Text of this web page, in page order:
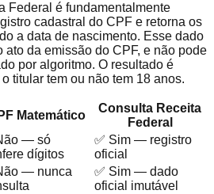
Federal é fundamentalmente
cadastral do CPF e retorna os
a data de nascimento. Esse dado
ato da emissão do CPF, e não pode
por algoritmo. O resultado é
titular tem ou não tem 18 anos.
Matemático
Consulta Receita
Federal
— só
dígitos
✅ Sim — registro
oficial
— nunca
✅ Sim — dado
oficial imutável